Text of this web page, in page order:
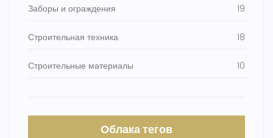
Заборы и ограждения 19
Строительная техника 18
Строительные материалы 10
Облака тегов